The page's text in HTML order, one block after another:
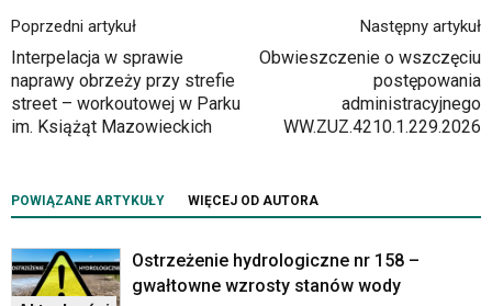
Poprzedni artykuł
Interpelacja w sprawie
naprawy obrzeży przy strefie
street – workoutowej w Parku
im. Książąt Mazowieckich
Następny artykuł
Obwieszczenie o wszczęciu
postępowania
administracyjnego
WW.ZUZ.4210.1.229.2026
POWIĄZANE ARTYKUŁY WIĘCEJ OD AUTORA
Ostrzeżenie hydrologiczne nr 158 –
gwałtowne wzrosty stanów wody